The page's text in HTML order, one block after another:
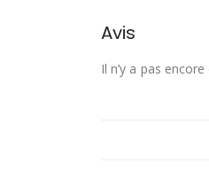
Avis
Il n’y a pas encore